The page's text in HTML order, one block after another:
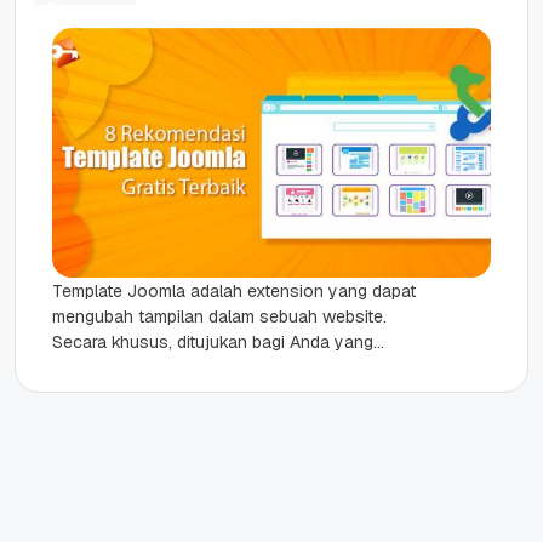
Template Joomla adalah extension yang dapat
mengubah tampilan dalam sebuah website.
Secara khusus, ditujukan bagi Anda yang
jenis...